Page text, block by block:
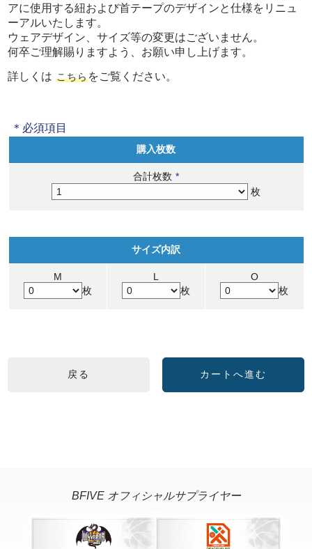
アに使用する紐および首テープのデザインと仕様をリニュ
ーアルいたします。
ウェアデザイン、サイズ等の変更はございません。
何卒ご理解賜りますよう、お願い申し上げます。
詳しくは こちらをご覧ください。
＊必須項目
購入枚数
合計枚数 *
枚
サイズ内訳
M
枚
L
枚
O
枚
BFIVE オフィシャルサプライヤー